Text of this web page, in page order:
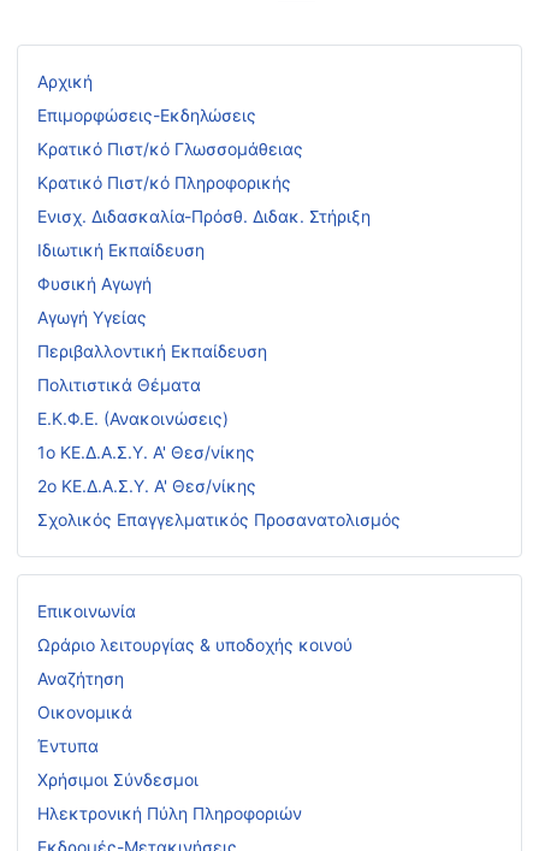
Αρχική
Επιμορφώσεις-Εκδηλώσεις
Κρατικό Πιστ/κό Γλωσσομάθειας
Κρατικό Πιστ/κό Πληροφορικής
Ενισχ. Διδασκαλία-Πρόσθ. Διδακ. Στήριξη
Ιδιωτική Εκπαίδευση
Φυσική Αγωγή
Αγωγή Υγείας
Περιβαλλοντική Εκπαίδευση
Πολιτιστικά Θέματα
Ε.Κ.Φ.Ε. (Ανακοινώσεις)
1ο ΚΕ.Δ.Α.Σ.Υ. Α' Θεσ/νίκης
2ο ΚΕ.Δ.Α.Σ.Υ. Α' Θεσ/νίκης
Σχολικός Επαγγελματικός Προσανατολισμός
Επικοινωνία
Ωράριο λειτουργίας & υποδοχής κοινού
Αναζήτηση
Οικονομικά
Έντυπα
Χρήσιμοι Σύνδεσμοι
Ηλεκτρονική Πύλη Πληροφοριών